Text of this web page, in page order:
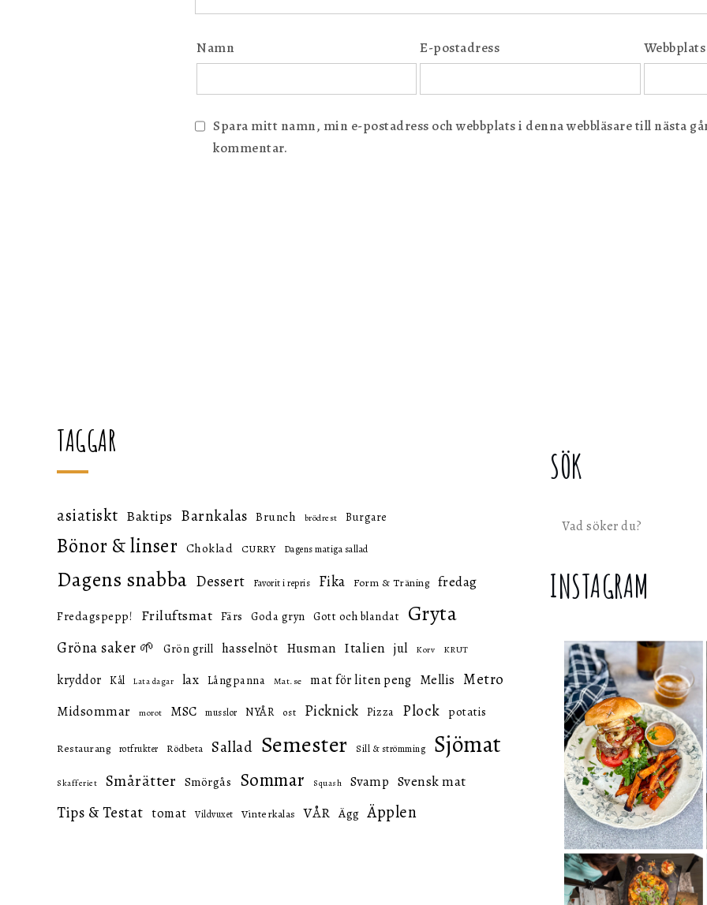
Namn E-postadress Webbplats
Spara mitt namn, min e-postadress och webbplats i denna webbläsare till nästa
kommentar.
TAGGAR
asiatiskt Baktips Barnkalas Brunch brödrest Burgare
Bönor & linser Choklad CURRY Dagens matiga sallad
Dagens snabba Dessert Favorit i repris Fika Form & Träning fredag
Fredagspepp! Friluftsmat Färs Goda gryn Gott och blandat Gryta
Gröna saker 🌱 Grön grill hasselnöt Husman Italien jul Korv KRUT
kryddor Kål Lata dagar lax Långpanna Mat.se mat för liten peng Mellis Metro
Midsommar morot MSC musslor NYÅR ost Picknick Pizza Plock potatis
Restaurang rotfrukter Rödbeta Sallad Semester Sill & strömming Sjömat
Skafferiet Smårätter Smörgås Sommar Squash Svamp Svensk mat
Tips & Testat tomat Vildvuxet Vinterkalas VÅR Ägg Äpplen
SÖK
Sök
INSTAGRAM